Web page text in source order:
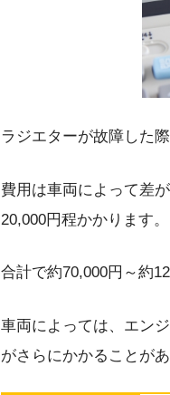
ラジエターが故障した
費用は車両によって差
20,000円程かかります。
合計で約70,000円～約
車両によっては、エン
がさらにかかることがあ